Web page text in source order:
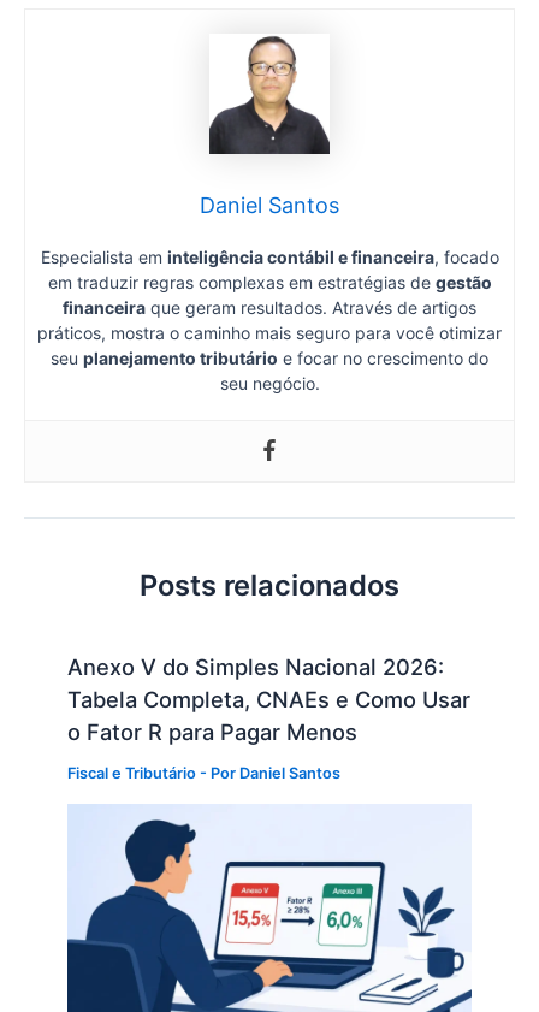
Daniel Santos
Especialista em inteligência contábil e financeira, focado
em traduzir regras complexas em estratégias de gestão
financeira que geram resultados. Através de artigos
práticos, mostra o caminho mais seguro para você otimizar
seu planejamento tributário e focar no crescimento do
seu negócio.
Posts relacionados
Anexo V do Simples Nacional 2026:
Tabela Completa, CNAEs e Como Usar
o Fator R para Pagar Menos
Fiscal e Tributário - Por Daniel Santos